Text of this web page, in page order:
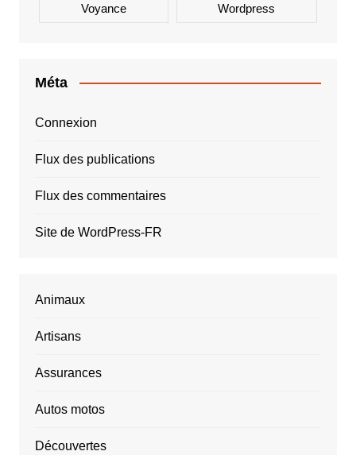
Voyance Wordpress
Méta
Connexion
Flux des publications
Flux des commentaires
Site de WordPress-FR
Animaux
Artisans
Assurances
Autos motos
Découvertes